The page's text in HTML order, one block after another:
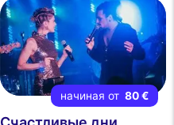
начиная от 80 €